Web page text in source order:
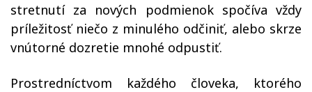
stretnutí za nových podmienok spočíva vždy
príležitosť niečo z minulého odčiniť, alebo skrze
vnútorné dozretie mnohé odpustiť.
Prostredníctvom každého človeka, ktorého